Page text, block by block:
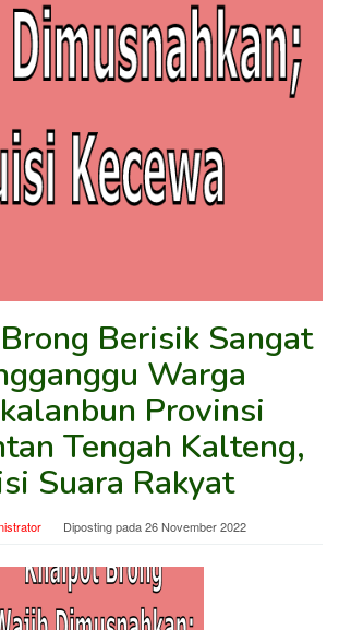
Berisik Sangat
Warga
Provinsi
Tengah Kalteng,
Suara Rakyat
Diposting pada26 November 2022